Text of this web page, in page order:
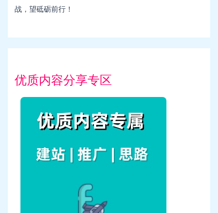
战，望砥砺前行！
优质内容分享专区